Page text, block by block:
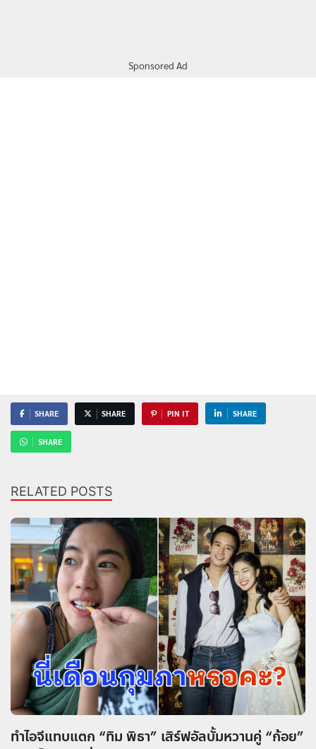
Sponsored Ad
SHARE SHARE PIN IT SHARE
SHARE
RELATED POSTS
ทำไอจีแทบแตก “ทิม พิธา” เสิร์ฟอัลบั้มหวานคู่ “ก้อย”